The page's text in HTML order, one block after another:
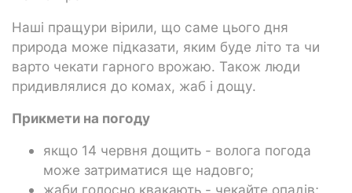
Наші пращури вірили, що саме цього дня
природа може підказати, яким буде літо та чи
варто чекати гарного врожаю. Також люди
придивлялися до комах, жаб і дощу.
Прикмети на погоду
якщо 14 червня дощить - волога погода
може затриматися ще надовго;
жаби голосно квакають - чекайте опадів;